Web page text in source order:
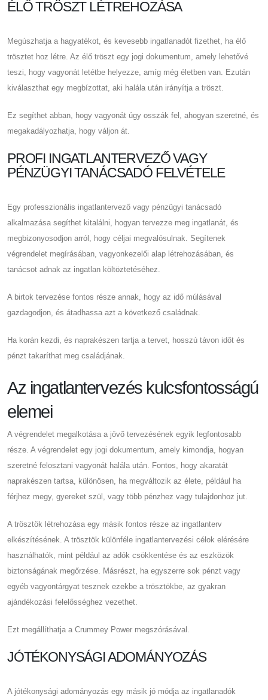
ÉLŐ TRÖSZT LÉTREHOZÁSA
Megúszhatja a hagyatékot, és kevesebb ingatlanadót fizethet, ha élő
trösztet hoz létre. Az élő tröszt egy jogi dokumentum, amely lehetővé
teszi, hogy vagyonát letétbe helyezze, amíg még életben van. Ezután
kiválaszthat egy megbízottat, aki halála után irányítja a tröszt.
Ez segíthet abban, hogy vagyonát úgy osszák fel, ahogyan szeretné, és
megakadályozhatja, hogy váljon át.
PROFI INGATLANTERVEZŐ VAGY
PÉNZÜGYI TANÁCSADÓ FELVÉTELE
Egy professzionális ingatlantervező vagy pénzügyi tanácsadó
alkalmazása segíthet kitalálni, hogyan tervezze meg ingatlanát, és
megbizonyosodjon arról, hogy céljai megvalósulnak. Segítenek
végrendelet megírásában, vagyonkezelői alap létrehozásában, és
tanácsot adnak az ingatlan költöztetéséhez.
A birtok tervezése fontos része annak, hogy az idő múlásával
gazdagodjon, és átadhassa azt a következő családnak.
Ha korán kezdi, és naprakészen tartja a tervet, hosszú távon időt és
pénzt takaríthat meg családjának.
Az ingatlantervezés kulcsfontosságú
elemei
A végrendelet megalkotása a jövő tervezésének egyik legfontosabb
része. A végrendelet egy jogi dokumentum, amely kimondja, hogyan
szeretné felosztani vagyonát halála után. Fontos, hogy akaratát
naprakészen tartsa, különösen, ha megváltozik az élete, például ha
férjhez megy, gyereket szül, vagy több pénzhez vagy tulajdonhoz jut.
A trösztök létrehozása egy másik fontos része az ingatlanterv
elkészítésének. A trösztök különféle ingatlantervezési célok elérésére
használhatók, mint például az adók csökkentése és az eszközök
biztonságának megőrzése. Másrészt, ha egyszerre sok pénzt vagy
egyéb vagyontárgyat tesznek ezekbe a trösztökbe, az gyakran
ajándékozási felelősséghez vezethet.
Ezt megállíthatja a Crummey Power megszórásával.
JÓTÉKONYSÁGI ADOMÁNYOZÁS
A jótékonysági adományozás egy másik jó módja az ingatlanadók